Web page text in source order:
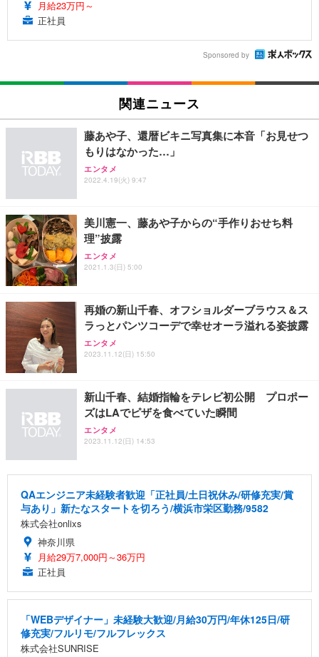
月給23万円～
正社員
Sponsored by
関連ニュース
藤あや子、還暦ビキニ写真集に本音「お見せつ
もりはなかった…」
エンタメ
2022.4.19(火) 9:47
美川憲一、藤あや子からの“手作りおせち料
理”披露
エンタメ
2021.1.3(日) 5:00
再婚の新山千春、オフショルダーブラウス＆ス
ラっとパンツコーデで幸せオーラ溢れる姿披露
エンタメ
2023.11.12(日) 15:50
新山千春、結婚指輪をテレビ初公開 プロポー
ズはLAでピザを食べていた瞬間
エンタメ
2023.11.12(日) 14:53
QAエンジニア未経験者歓迎「正社員/土日祝休み/研修充実/賞
与あり」新たなスタートを切ろう/横浜市栄区勤務/9582
株式会社onlixs
神奈川県
月給29万7,000円～36万円
正社員
「WEBデザイナー」未経験大歓迎/月給30万円/年休125日/研
修充実/フルリモ/フルフレックス
株式会社SUNRISE